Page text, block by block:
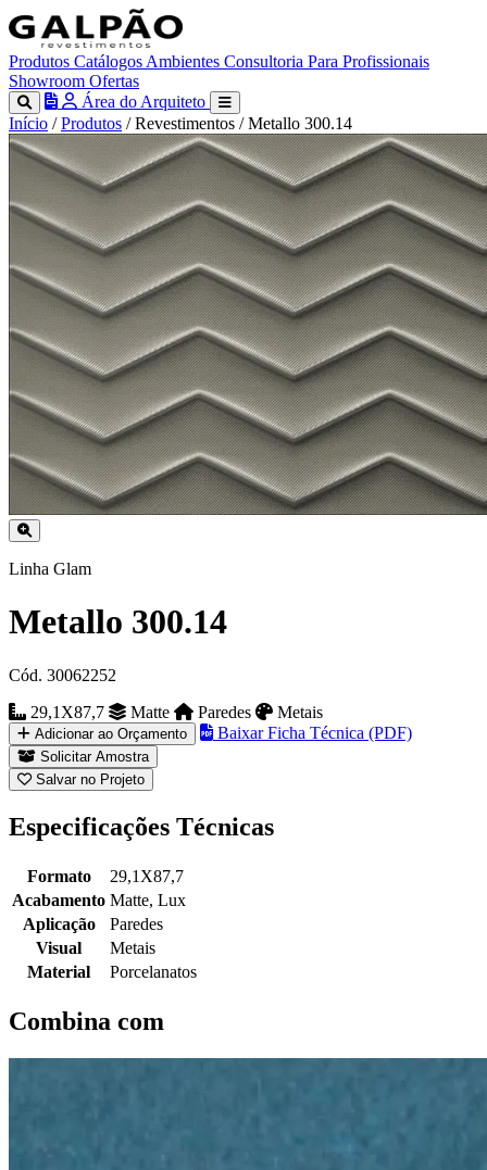
Produtos Catálogos Ambientes Consultoria Para Profissionais
Showroom Ofertas
Área do Arquiteto
Início / Produtos / Revestimentos / Metallo 300.14
Linha Glam
Metallo 300.14
Cód. 30062252
29,1X87,7
Matte Paredes Metais
Adicionar ao Orçamento Baixar Ficha Técnica (PDF)
Solicitar Amostra
Salvar no Projeto
Especificações Técnicas
Formato
29,1X87,7
Acabamento Matte, Lux
Aplicação
Paredes
Visual
Metais
Material
Porcelanatos
Combina com